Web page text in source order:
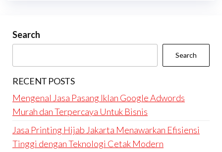
Search
Search
RECENT POSTS
Mengenal Jasa Pasang Iklan Google Adwords
Murah dan Terpercaya Untuk Bisnis
Jasa Printing Hijab Jakarta Menawarkan Efisiensi
Tinggi dengan Teknologi Cetak Modern